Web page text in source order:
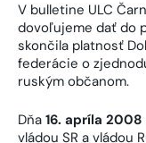
V bulletine ULC
dovoľujeme dať do
skončila platnosť
federácie o
ruským občanom.
Dňa 16. apríla 2008
vládou SR a vládou